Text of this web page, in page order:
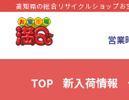
高知県の総合リサイクルショップお
営業
TOP 新入荷情報
新入荷・セール